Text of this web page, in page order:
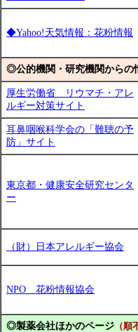
◆Yahoo!天気情報：花粉情報
◎公的機関・研究機関からの
厚生労働省 リウマチ・アレ
ルギー対策サイト
耳鼻咽喉科学会の「難聴の予
防」サイト
東京都・健康安全研究センタ
ー
（財）日本アレルギー協会
NPO 花粉情報協会
◎製薬会社ほかのページ （